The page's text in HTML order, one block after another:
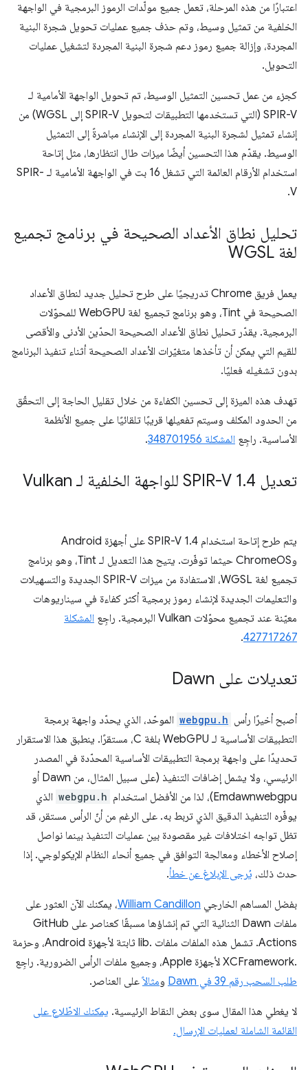
اعتبارًا من هذه المرحلة، تعمل جميع مولّدات الرموز البرمجية في الواجهة
الخلفية من تمثيل وسيط، وتم حذف جميع عمليات تحويل شجرة البنية
المجردة، وإزالة جميع رموز دعم شجرة البنية المجردة لتشغيل عمليات
التحويل.
كجزء من عمل تحسين التمثيل الوسيط، تم تحويل الواجهة الأمامية لـ
SPIR-V (التي تستخدمها التطبيقات لتحويل SPIR-V إلى WGSL) من
إنشاء تمثيل لشجرة البنية المجردة إلى الإنشاء مباشرةً إلى التمثيل
الوسيط. يقدّم هذا التحسين أيضًا ميزات طال انتظارها، مثل إتاحة
استخدام الأرقام العائمة التي تشغل 16 بت في الواجهة الأمامية لـ SPIR-
V.
تحليل نطاق الأعداد الصحيحة في برنامج تجميع
لغة WGSL
يعمل فريق Chrome تدريجيًا على طرح تحليل جديد لنطاق الأعداد
الصحيحة في Tint، وهو برنامج تجميع لغة WebGPU للمحوّلات
البرمجية. يقدّر تحليل نطاق الأعداد الصحيحة الحدّين الأدنى والأقصى
للقيم التي يمكن أن تأخذها متغيّرات الأعداد الصحيحة أثناء تنفيذ البرنامج
بدون تشغيله فعليًا.
تهدف هذه الميزة إلى تحسين الكفاءة من خلال تقليل الحاجة إلى التحقّق
من الحدود المكلف وسيتم تفعيلها قريبًا تلقائيًا على جميع الأنظمة
الأساسية. راجِع المشكلة 348701956 .
تعديل SPIR-V 1 .4 للواجهة الخلفية لـ Vulkan
يتم طرح إتاحة استخدام SPIR-V 1.4 على أجهزة Android
وChromeOS حيثما توفّرت. يتيح هذا التعديل لـ Tint، وهو برنامج
تجميع لغة WGSL، الاستفادة من ميزات SPIR-V الجديدة والتسهيلات
والتعليمات الجديدة لإنشاء رموز برمجية أكثر كفاءة في سيناريوهات
معيّنة عند تجميع محوّلات Vulkan البرمجية. راجِع
المشكلة
427717267
.
تعديلات على Dawn
أصبح أخيرًا رأس webgpu.h الموحّد، الذي يحدّد واجهة برمجة
التطبيقات الأساسية لـ WebGPU بلغة C، مستقرًا. ينطبق هذا الاستقرار
تحديدًا على واجهة برمجة التطبيقات الأساسية المحدّدة في المصدر
الرئيسي، ولا يشمل إضافات التنفيذ (على سبيل المثال، من Dawn أو
Emdawnwebgpu)، لذا من الأفضل استخدام
webgpu.h الذي
يوفّره التنفيذ الدقيق الذي تربط به. على الرغم من أنّ الرأس مستقر، قد
تظل تواجه اختلافات غير مقصودة بين عمليات التنفيذ بينما نواصل
إصلاح الأخطاء ومعالجة التوافق في جميع أنحاء النظام الإيكولوجي. إذا
حدث ذلك، يُرجى الإبلاغ عن خطأ.
بفضل المساهم الخارجي William Candillon، يمكنك الآن العثور على
ملفات Dawn الثنائية التي تم إنشاؤها مسبقًا كعناصر على GitHub
Actions. تشمل هذه الملفات ملفات .lib ثابتة لأجهزة Android، وحزمة
.XCFramework لأجهزة Apple، وجميع ملفات الرأس الضرورية. راجِع
طلب السحب رقم 39 في Dawn
ومثالاًعلى العناصر.
لا يغطي هذا المقال سوى بعض النقاط الرئيسية. يمكنك الاطّلاع على
القائمة الشاملة لعمليات الإرسال.